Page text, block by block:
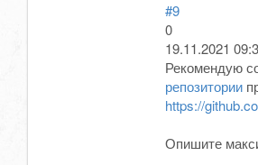
#9
0
19.11.2021
Рекомендую
репозитории
https://
Опишите